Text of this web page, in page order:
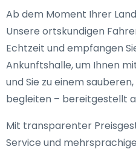
Ab dem Moment Ihrer
Unsere ortskundigen
Echtzeit und empfangen
Ankunftshalle, um Ihnen
und Sie zu einem
begleiten – bereitgestellt
Mit transparenter
Service und